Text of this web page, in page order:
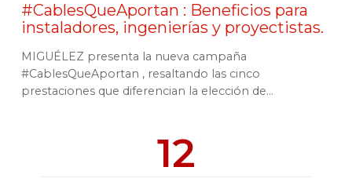
#CablesQueAportan : Beneficios para
instaladores, ingenierías y proyectistas.
MIGUÉLEZ presenta la nueva campaña
#CablesQueAportan , resaltando las cinco
prestaciones que diferencian la elección de...
12